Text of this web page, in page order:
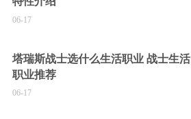
06-17
塔瑞斯战士选什么生活职业 战士生活
职业推荐
06-17